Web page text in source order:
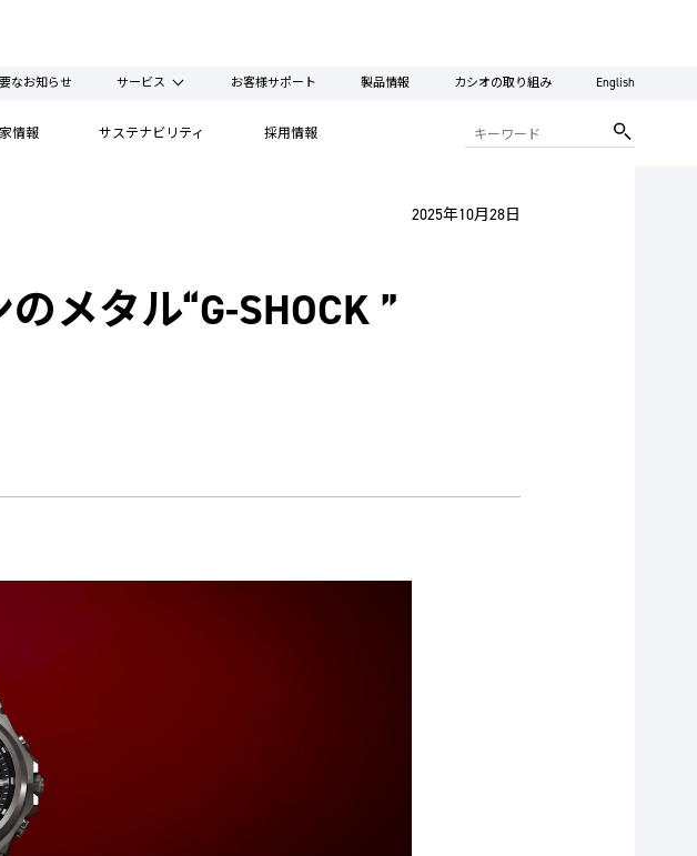
なお知らせ サービス お客様サポート 製品情報 カシオの取り組み English
情報 サステナビリティ 採用情報
2025年10月28日
メタル“G-SHOCK ”